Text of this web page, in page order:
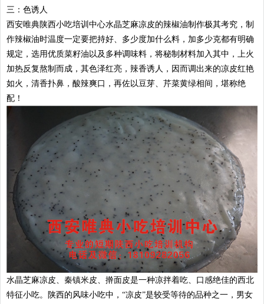
三：色诱人
西安唯典陕西小吃培训中心水晶芝麻凉皮的辣椒油制作极其考究，制
作辣椒油时温度一定要把持好、多少度加什么料，加多少克都有明确
规定，选用优质菜籽油以及多种调味料，将秘制材料加入其中，上火
加热反复熬制而成，其色泽红亮，辣香诱人，因而调出来的凉皮红艳
如火，清香扑鼻，酸辣爽口，再佐以豆芽、芹菜黄绿相间，堪称绝
配！
水晶芝麻凉皮、秦镇米皮、擀面皮是一种凉拌着吃、口感绝佳的西北
特征小吃。陕西的风味小吃中，“凉皮”是较受等待的品种之一，男女